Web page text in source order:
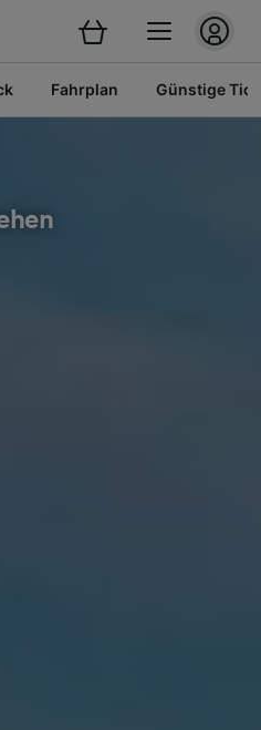
Fahrplan Günstige